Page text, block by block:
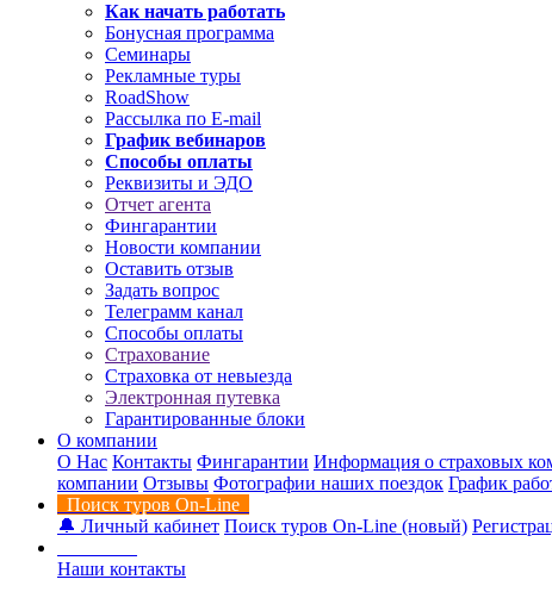
Как начать работать
Бонусная программа
Семинары
Рекламные туры
RoadShow
Рассылка по E-mail
График вебинаров
Способы оплаты
Реквизиты и ЭДО
Отчет агента
Фингарантии
Новости компании
Оставить отзыв
Задать вопрос
Телеграмм канал
Способы оплаты
Страхование
Страховка от невыезда
Электронная путевка
Гарантированные блоки
О компании
О Нас Контакты Фингарантии Информация о страховых
компании Отзывы Фотографии наших поездок График
Поиск туров On-Line
🔔 Личный кабинет Поиск туров On-Line (новый)
Наши контакты